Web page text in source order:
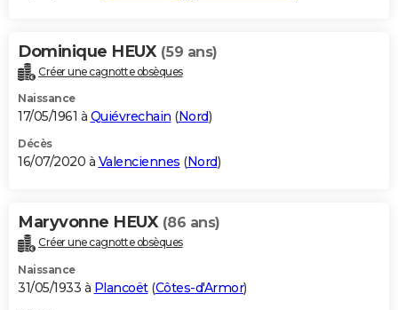
Dominique HEUX (59 ans)
Créer une cagnotte obsèques
Naissance
17/05/1961 à Quiévrechain (Nord)
Décès
16/07/2020 à Valenciennes (Nord)
Maryvonne HEUX (86 ans)
Créer une cagnotte obsèques
Naissance
31/05/1933 à Plancoët(Côtes-d'Armor)